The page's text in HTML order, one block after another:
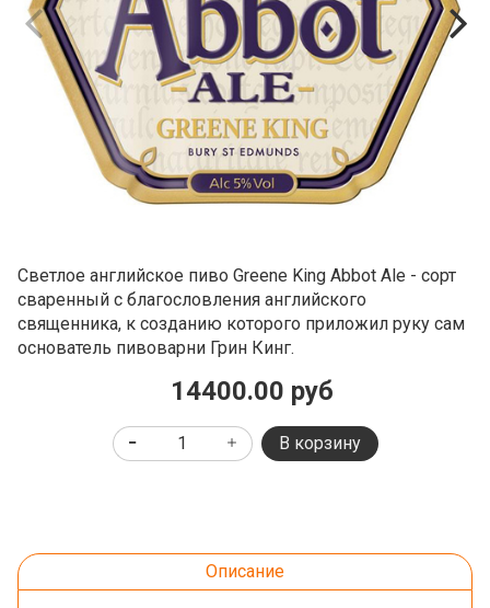
Светлое английское пиво Greene King Abbot Ale - сорт
сваренный с благословления английского
священника, к созданию которого приложил руку сам
основатель пивоварни Грин Кинг.
14400.00 руб
В корзину
Описание